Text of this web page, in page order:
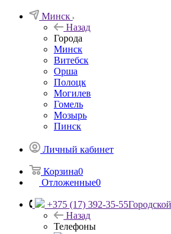
Минск
Назад
Города
Минск
Витебск
Орша
Полоцк
Могилев
Гомель
Мозырь
Пинск
Личный кабинет
Корзина0
Отложенные0
+375 (17) 392-35-55
Назад
Телефоны